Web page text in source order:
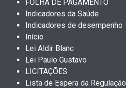
FOLHA DE PAGAMENTO
Indicadores da Saúde
Indicadores de desempenho
Início
Lei Aldir Blanc
Lei Paulo Gustavo
LICITAÇÕES
Lista de Espera da Regulação